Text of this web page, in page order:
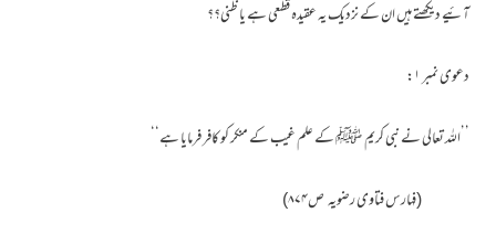
آئیے دیکھتے ہیں ان کے نزدیک یہ عقیدہ قطعی ہے یا ظنی؟؟
دعوی نمبر ۱:
’’اللہ تعالی نے نبی کریم ﷺ کے علم غیب کے منکر کو کافر فرمایا ہے‘‘
(فہارس فتاوی رضویہ ص۸۷۴)